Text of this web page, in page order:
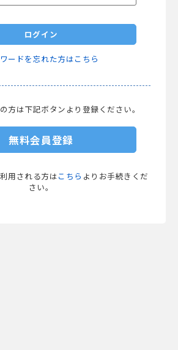
ログイン
ードを忘れた方はこちら
方は下記ボタンより登録ください。
無料会員登録
用される方は こちら よりお手続きくだ
さい。